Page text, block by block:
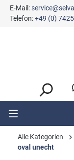
springen
E-Mail:
Telefon:+49 (0)
Alle Kategorien
oval unecht